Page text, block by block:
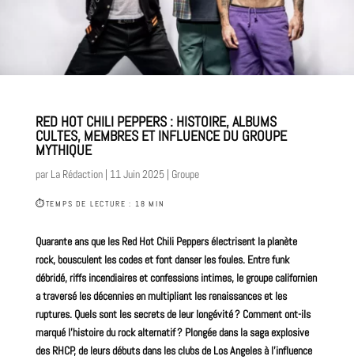
RED HOT CHILI PEPPERS : HISTOIRE, ALBUMS
CULTES, MEMBRES ET INFLUENCE DU GROUPE
MYTHIQUE
par La Rédaction| 11 Juin 2025| Groupe
⏱TEMPS DE LECTURE : 18 MIN
Quarante ans que lesRed HotChili Peppers électrisent la planète
rock, bousculent les codes et font danser les foules. Entre funk
débridé, riffs incendiaires et confessions intimes, legroupecalifornien
a traversé les décennies en multipliant les renaissances et les
ruptures. Quels sont les secrets de leur longévité ? Comment ont-ils
marqué l’histoire du rock alternatif ? Plongée dans la saga explosive
des RHCP, de leurs débuts dans les clubs de Los Angeles à l’influence